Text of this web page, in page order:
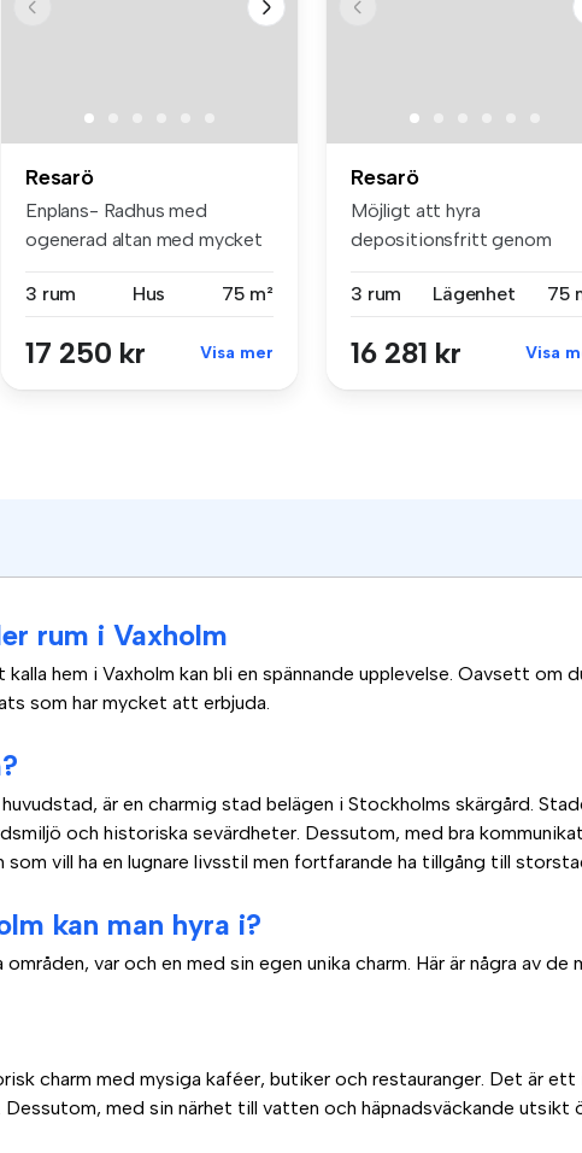
Resarö
Enplans- Radhus med
ogenerad altan med mycket
3 rum
Hus 75 m²
17 250 kr Visa mer
Resarö
Möjligt att hyra
depositionsfritt genom
3 rum
Lägenhet 75
16 281 kr Visa
rum i Vaxholm
hem i Vaxholm kan bli en spännande upplevelse. Oavsett om
som har mycket att erbjuda.
är en charmig stad belägen i Stockholms skärgård.
och historiska sevärdheter. Dessutom, med bra
vill ha en lugnare livsstil men fortfarande ha tillgång till
kan man hyra i?
var och en med sin egen unika charm. Här är några av
charm med mysiga kaféer, butiker och restauranger. Det är
Dessutom, med sin närhet till vatten och häpnadsväckande utsikt